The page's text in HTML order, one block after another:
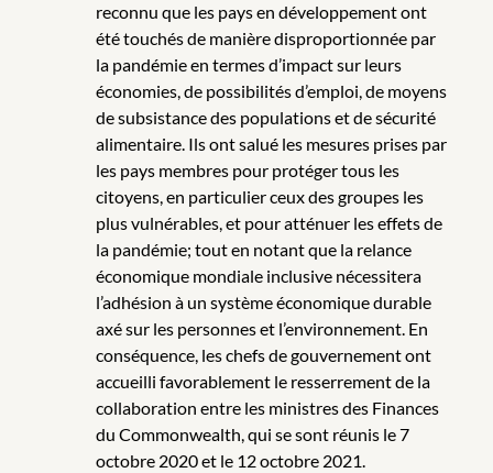
reconnu que les pays en développement ont
été touchés de manière disproportionnée par
la pandémie en termes d’impact sur leurs
économies, de possibilités d’emploi, de moyens
de subsistance des populations et de sécurité
alimentaire. Ils ont salué les mesures prises par
les pays membres pour protéger tous les
citoyens, en particulier ceux des groupes les
plus vulnérables, et pour atténuer les effets de
la pandémie; tout en notant que la relance
économique mondiale inclusive nécessitera
l’adhésion à un système économique durable
axé sur les personnes et l’environnement. En
conséquence, les chefs de gouvernement ont
accueilli favorablement le resserrement de la
collaboration entre les ministres des Finances
du Commonwealth, qui se sont réunis le 7
octobre 2020 et le 12 octobre 2021.